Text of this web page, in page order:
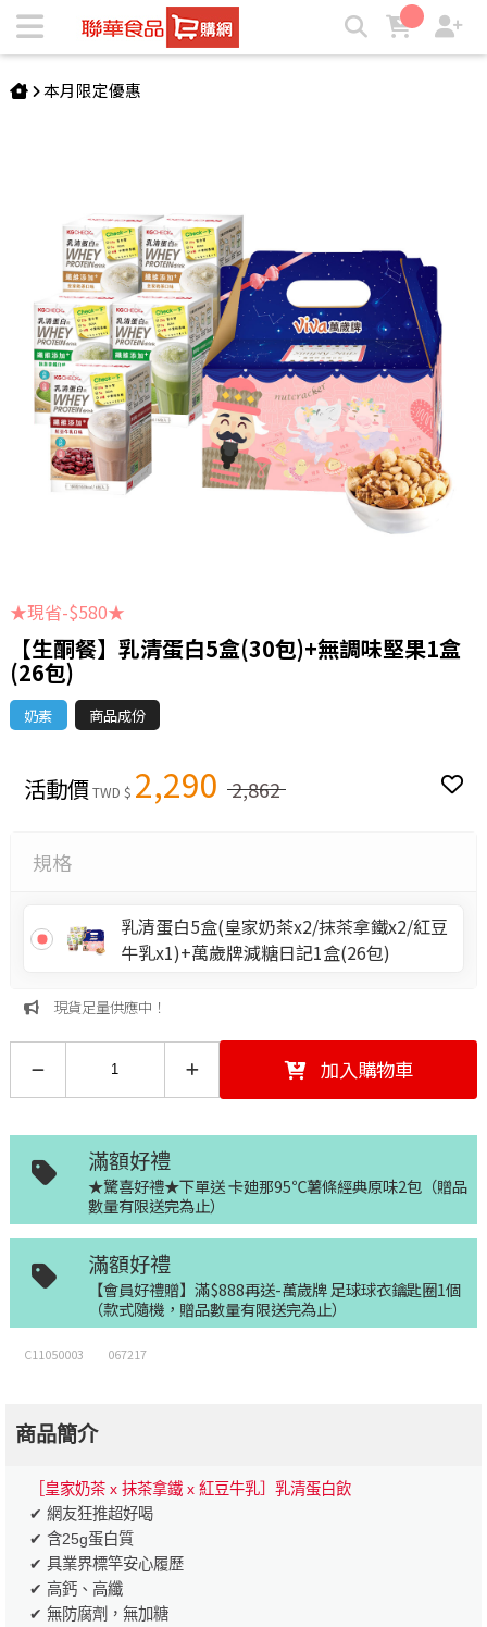
【生酮餐】乳清蛋白5盒(30包)+無調味堅果1盒(26包) | ★聯華食
品e購網★
本月限定優惠
★現省-$580★
【生酮餐】乳清蛋白5盒(30包)+無調味堅果1盒
(26包)
奶素 商品成份
活動價TWD $ 2,290 2,862
規格
乳清蛋白5盒(皇家奶茶x2/抹茶拿鐵x2/紅豆
牛乳x1)+萬歲牌減糖日記1盒(26包)
現貨足量供應中！
加入購物車
滿額好禮
★驚喜好禮★下單送 卡廸那95℃薯條經典原味2包（贈品
數量有限送完為止）
滿額好禮
【會員好禮贈】滿$888再送-萬歲牌 足球球衣鑰匙圈1個
（款式隨機，贈品數量有限送完為止）
C11050003 067217
商品簡介
［皇家奶茶 x 抹茶拿鐵 x 紅豆牛乳］乳清蛋白飲
✔ 網友狂推超好喝
✔ 含25g蛋白質
✔ 具業界標竿安心履歷
✔ 高鈣、高纖
✔ 無防腐劑，無加糖